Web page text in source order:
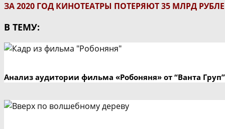
ЗА 2020 ГОД КИНОТЕАТРЫ ПОТЕРЯЮТ 35 МЛРД
В ТЕМУ:
Анализ аудитории фильма «Робоняня» от “Ванта Груп”